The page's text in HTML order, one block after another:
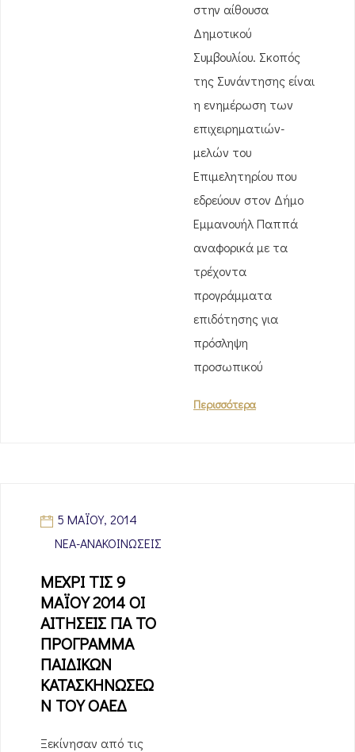
στην αίθουσα
Δημοτικού
Συμβουλίου. Σκοπός
της Συνάντησης είναι
η ενημέρωση των
επιχειρηματιών-
μελών του
Επιμελητηρίου που
εδρεύουν στον Δήμο
Εμμανουήλ Παππά
αναφορικά με τα
τρέχοντα
προγράμματα
επιδότησης για
πρόσληψη
προσωπικού
Περισσότερα
5 ΜΑΪ́ΟΥ, 2014
ΝΈΑ-ΑΝΑΚΟΙΝΏΣΕΙΣ
ΜΕΧΡΙ ΤΙΣ 9
ΜΑΪΟΥ 2014 ΟΙ
ΑΙΤΗΣΕΙΣ ΓΙΑ ΤΟ
ΠΡΟΓΡΑΜΜΑ
ΠΑΙΔΙΚΩΝ
ΚΑΤΑΣΚΗΝΩΣΕΩ
Ν ΤΟΥ ΟΑΕΔ
Ξεκίνησαν από τις